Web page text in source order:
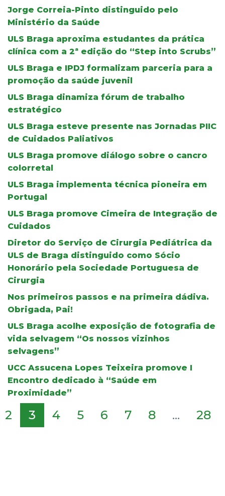
Jorge Correia-Pinto distinguido pelo
Ministério da Saúde
ULS Braga aproxima estudantes da prática
clínica com a 2ª edição do “Step into Scrubs”
ULS Braga e IPDJ formalizam parceria para a
promoção da saúde juvenil
ULS Braga dinamiza fórum de trabalho
estratégico
ULS Braga esteve presente nas Jornadas PIIC
de Cuidados Paliativos
ULS Braga promove diálogo sobre o cancro
colorretal
ULS Braga implementa técnica pioneira em
Portugal
ULS Braga promove Cimeira de Integração de
Cuidados
Diretor do Serviço de Cirurgia Pediátrica da
ULS de Braga distinguido como Sócio
Honorário pela Sociedade Portuguesa de
Cirurgia
Nos primeiros passos e na primeira dádiva.
Obrigada, Pai!
ULS Braga acolhe exposição de fotografia de
vida selvagem “Os nossos vizinhos
selvagens”
UCC Assucena Lopes Teixeira promove I
Encontro dedicado à “Saúde em
Proximidade”
2 3 4 5 6 7 8 ... 28